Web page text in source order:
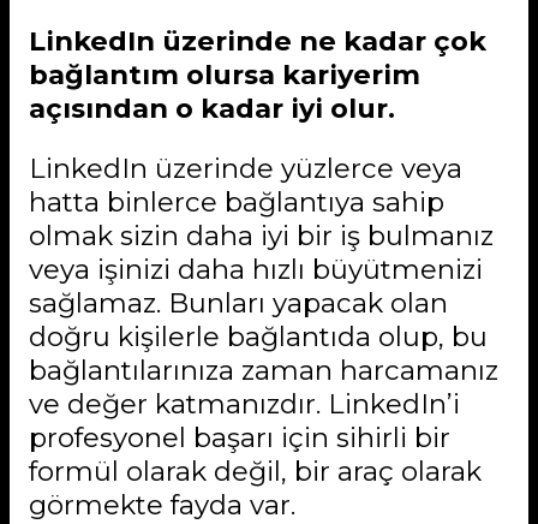
LinkedIn üzerinde ne kadar çok
bağlantım olursa kariyerim
açısından o kadar iyi olur.
LinkedIn üzerinde yüzlerce veya
hatta binlerce bağlantıya sahip
olmak sizin daha iyi bir iş bulmanız
veya işinizi daha hızlı büyütmenizi
sağlamaz. Bunları yapacak olan
doğru kişilerle bağlantıda olup, bu
bağlantılarınıza zaman harcamanız
ve değer katmanızdır. LinkedIn’i
profesyonel başarı için sihirli bir
formül olarak değil, bir araç olarak
görmekte fayda var.